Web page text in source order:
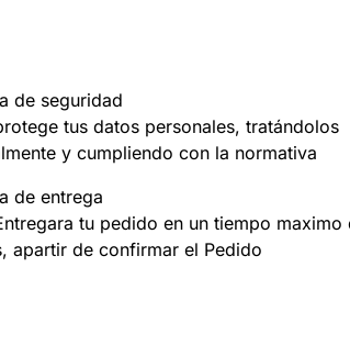
de seguridad
tus datos personales, tratándolos
y cumpliendo con la normativa
de entrega
tu pedido en un tiempo maximo
apartir de confirmar el Pedido